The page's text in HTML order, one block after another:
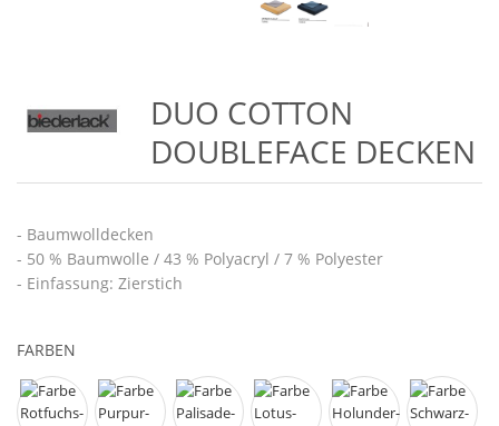
DUO COTTON
DOUBLEFACE DECKEN
- Baumwolldecken
- 50 % Baumwolle / 43 % Polyacryl / 7 % Polyester
- Einfassung: Zierstich
FARBEN